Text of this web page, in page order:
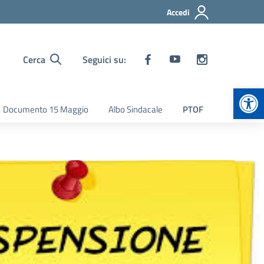
Accedi
Cerca Seguici su:
Documento 15 Maggio Albo Sindacale PTOF